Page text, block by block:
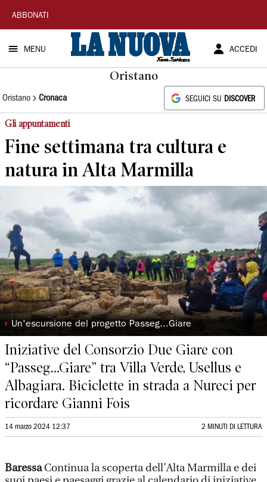
La
Nuova
Sardegna
ABBONATI
MENU ACCEDI
Oristano
Oristano Cronaca SEGUICI SU DISCOVER
Gli appuntamenti
Fine settimana tra cultura e
natura in Alta Marmilla
◗ Un'escursione del progetto Passeg...Giare
Iniziative del Consorzio Due Giare con
“Passeg...Giare” tra Villa Verde, Usellus e
Albagiara. Biciclette in strada a Nureci per
ricordare Gianni Fois
14 marzo 2024 12:37 2 MINUTI DI LETTURA
BaressaContinua la scoperta dell’Alta Marmilla e dei